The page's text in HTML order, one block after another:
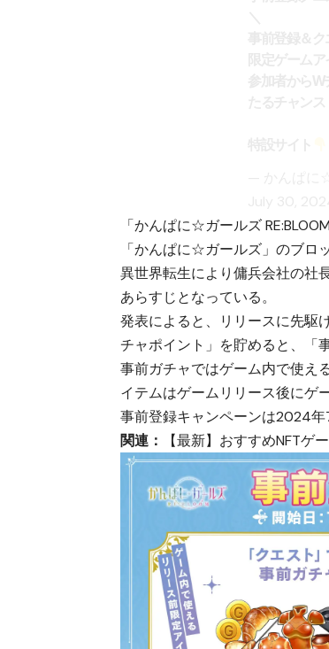
「かんぱに☆ガールズ
「かんぱに☆ガールズ」のブロ
異世界転生により傭兵会社の社
あらすじとなっている。
発表によると、リリースに先駆
チャポイント」を貯めると、「
事前ガチャではゲーム内で使え
イテムはゲームリリース後にゲ
事前登録キャンペーンは2024年
関連：
【最新】おすすめNFT